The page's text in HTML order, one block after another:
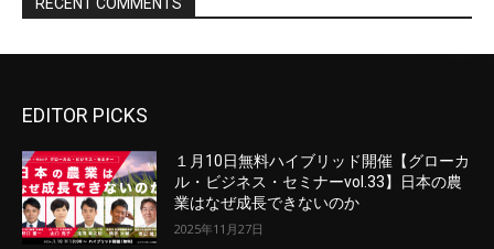
EDITOR PICKS
１月10日無料ハイブリッド開催【グローカ
ル・ビジネス・セミナーvol.33】日本の農
業はなぜ成長できないのか
2025年11月27日